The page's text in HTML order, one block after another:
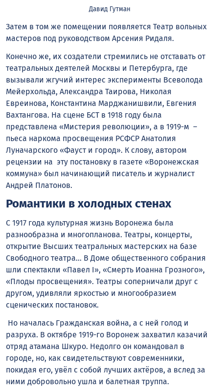
Давид Гутман
Затем в том же помещении появляется Театр вольных
мастеров под руководством Арсения Ридаля.
Конечно же, их создатели стремились не отставать от
театральных деятелей Москвы и Петербурга, где
вызывали жгучий интерес эксперименты Всеволода
Мейерхольда, Александра Таирова, Николая
Евреинова, Константина Марджанишвили, Евгения
Вахтангова. На сцене БСТ в 1918 году была
представлена «Мистерия революции», а в 1919-м –
пьеса наркома просвещения РСФСР Анатолия
Луначарского «Фауст и город». К слову, автором
рецензии на эту постановку в газете «Воронежская
коммуна» был начинающий писатель и журналист
Андрей Платонов.
Романтики в холодных стенах
С 1917 года культурная жизнь Воронежа была
разнообразна и многопланова. Театры, концерты,
открытие Высших театральных мастерских на базе
Свободного театра… В Доме общественного собрания
шли спектакли «Павел I», «Смерть Иоанна Грозного»,
«Плоды просвещения». Театры соперничали друг с
другом, удивляли яркостью и многообразием
сценических постановок.
Но началась Гражданская война, а с ней голод и
разруха. В октябре 1919-го Воронеж захватил казачий
отряд атамана Шкуро. Недолго он командовал в
городе, но, как свидетельствуют современники,
покидая его, увёл с собой лучших актёров, а вслед за
ними добровольно ушла и балетная труппа.